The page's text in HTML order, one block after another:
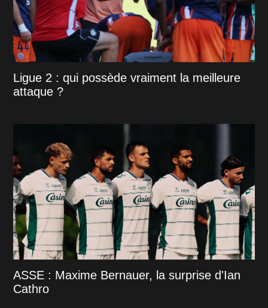
Ligue 2 : qui possède vraiment la meilleure
attaque ?
ASSE : Maxime Bernauer, la surprise d'Ian
Cathro